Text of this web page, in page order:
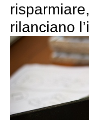
rilanciano